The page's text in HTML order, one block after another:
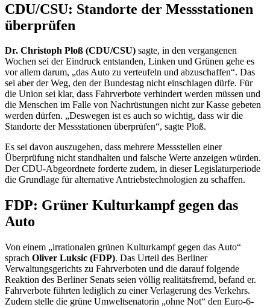
CDU/CSU: Standorte der Messstationen
überprüfen
Dr. Christoph Ploß (CDU/CSU) sagte, in den vergangenen
Wochen sei der Eindruck entstanden, Linken und Grünen gehe es
vor allem darum, „das Auto zu verteufeln und abzuschaffen“. Das
sei aber der Weg, den der Bundestag nicht einschlagen dürfe. Für
die Union sei klar, dass Fahrverbote verhindert werden müssen und
die Menschen im Falle von Nachrüstungen nicht zur Kasse gebeten
werden dürfen. „Deswegen ist es auch so wichtig, dass wir die
Standorte der Messstationen überprüfen“, sagte Ploß.
Es sei davon auszugehen, dass mehrere Messstellen einer
Überprüfung nicht standhalten und falsche Werte anzeigen würden.
Der CDU-Abgeordnete forderte zudem, in dieser Legislaturperiode
die Grundlage für alternative Antriebstechnologien zu schaffen.
FDP: Grüner Kulturkampf gegen das
Auto
Von einem „irrationalen grünen Kulturkampf gegen das Auto“
sprach Oliver Luksic (FDP). Das Urteil des Berliner
Verwaltungsgerichts zu Fahrverboten und die darauf folgende
Reaktion des Berliner Senats seien völlig realitätsfremd, befand er.
Fahrverbote führten lediglich zu einer Verlagerung des Verkehrs.
Zudem stelle die grüne Umweltsenatorin „ohne Not“ den Euro-6-